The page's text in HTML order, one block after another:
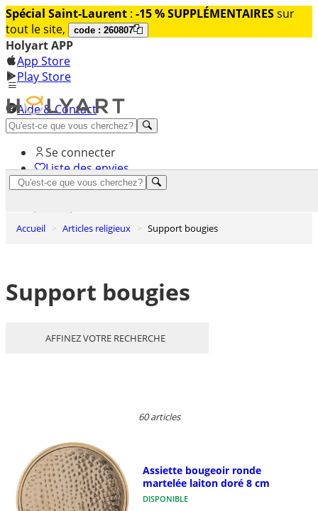
Spécial Saint-Laurent : -15 % SUPPLÉMENTAIRESsur
tout le site,
code : 260807
Holyart APP
App Store
Play Store
Aide & Contact
Découvrez Premium
Se connecter
Liste des envies
Accueil Articles religieux Support bougies
Support bougies
AFFINEZ VOTRE RECHERCHE
60 articles
Assiette bougeoir ronde
martelée laiton doré 8 cm
DISPONIBLE